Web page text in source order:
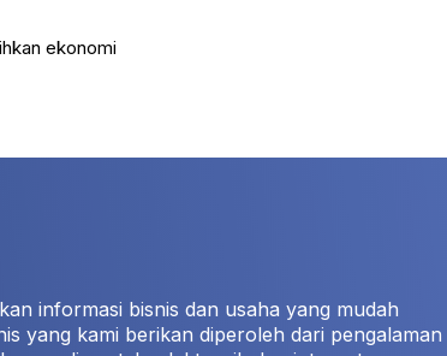
ekonomi
informasi bisnis dan usaha yang mudah
yang kami berikan diperoleh dari pengalaman